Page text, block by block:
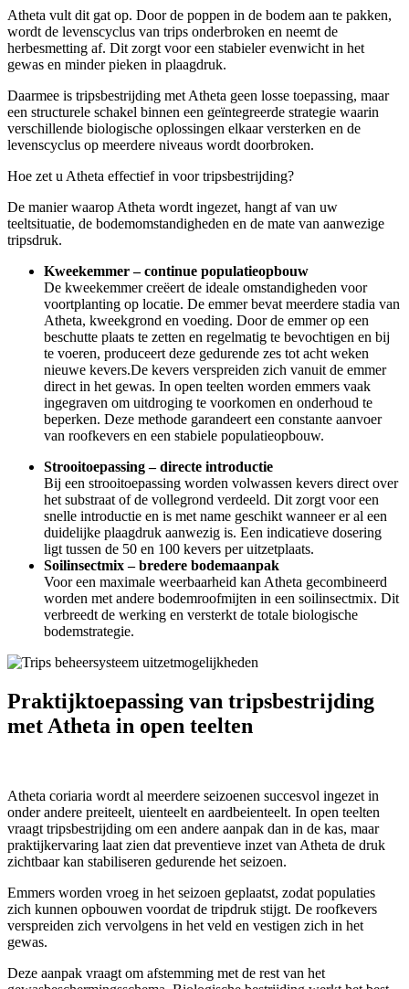
Atheta vult dit gat op. Door de poppen in de bodem aan te pakken,
wordt de levenscyclus van trips onderbroken en neemt de
herbesmetting af. Dit zorgt voor een stabieler evenwicht in het
gewas en minder pieken in plaagdruk.
Daarmee is tripsbestrijding met Atheta geen losse toepassing, maar
een structurele schakel binnen een geïntegreerde strategie waarin
verschillende biologische oplossingen elkaar versterken en de
levenscyclus op meerdere niveaus wordt doorbroken.
Hoe zet u Atheta effectief in voor tripsbestrijding?
De manier waarop Atheta wordt ingezet, hangt af van uw
teeltsituatie, de bodemomstandigheden en de mate van aanwezige
tripsdruk.
Kweekemmer – continue populatieopbouw
De kweekemmer creëert de ideale omstandigheden voor
voortplanting op locatie. De emmer bevat meerdere stadia van
Atheta, kweekgrond en voeding. Door de emmer op een
beschutte plaats te zetten en regelmatig te bevochtigen en bij
te voeren, produceert deze gedurende zes tot acht weken
nieuwe kevers.De kevers verspreiden zich vanuit de emmer
direct in het gewas. In open teelten worden emmers vaak
ingegraven om uitdroging te voorkomen en onderhoud te
beperken. Deze methode garandeert een constante aanvoer
van roofkevers en een stabiele populatieopbouw.
Strooitoepassing – directe introductie
Bij een strooitoepassing worden volwassen kevers direct over
het substraat of de vollegrond verdeeld. Dit zorgt voor een
snelle introductie en is met name geschikt wanneer er al een
duidelijke plaagdruk aanwezig is. Een indicatieve dosering
ligt tussen de 50 en 100 kevers per uitzetplaats.
Soilinsectmix – bredere bodemaanpak
Voor een maximale weerbaarheid kan Atheta gecombineerd
worden met andere bodemroofmijten in een soilinsectmix. Dit
verbreedt de werking en versterkt de totale biologische
bodemstrategie.
Praktijktoepassing van tripsbestrijding
met Atheta in open teelten
Atheta coriaria wordt al meerdere seizoenen succesvol ingezet in
onder andere preiteelt, uienteelt en aardbeienteelt. In open teelten
vraagt tripsbestrijding om een andere aanpak dan in de kas, maar
praktijkervaring laat zien dat preventieve inzet van Atheta de druk
zichtbaar kan stabiliseren gedurende het seizoen.
Emmers worden vroeg in het seizoen geplaatst, zodat populaties
zich kunnen opbouwen voordat de tripdruk stijgt. De roofkevers
verspreiden zich vervolgens in het veld en vestigen zich in het
gewas.
Deze aanpak vraagt om afstemming met de rest van het